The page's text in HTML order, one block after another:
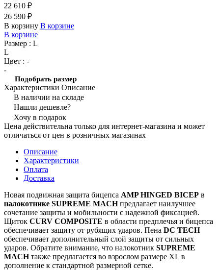
22 610 ₽
26 590 ₽
В корзину В корзине
В корзине
Размер : L
L
Цвет : -
-
Подобрать размер
Характеристики Описание
В наличии на складе
Нашли дешевле?
Хочу в подарок
Цена действительна только для интернет-магазина и может
отличаться от цен в розничных магазинах
Описание
Характеристики
Оплата
Доставка
Новая подвижная защита бицепса AMP HINGED BICEP в
налокотнике SUPREME MACHпредлагает наилучшее
сочетание защиты и мобильности с надежной фиксацией.
Щиток CURV COMPOSITE в области предплечья и бицепса
обеспечивает защиту от рубящих ударов. Пена DC TECH
обеспечивает дополнительный слой защиты от сильных
ударов. Обратите внимание, что налокотник SUPREME
MACHтакже предлагается во взрослом размере XL в
дополнение к стандартной размерной сетке.